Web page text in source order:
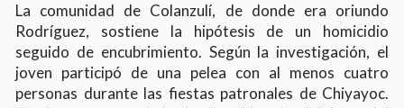
La comunidad de Colanzulí, de donde era oriundo
Rodríguez, sostiene la hipótesis de un homicidio
seguido de encubrimiento. Según la investigación, el
joven participó de una pelea con al menos cuatro
personas durante las fiestas patronales de Chiyayoc.